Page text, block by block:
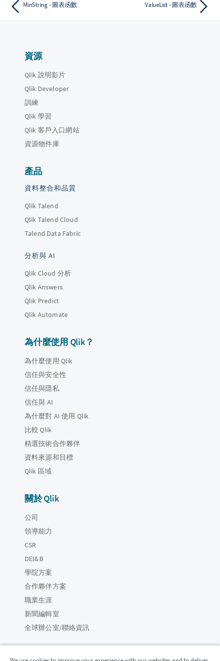
MinString - 圖表函數 ValueList - 圖表函數
資源
Qlik 說明影片
Qlik Developer
訓練
Qlik 學習
Qlik 客戶入口網站
資源物件庫
產品
資料整合和品質
Qlik Talend
Qlik Talend Cloud
Talend Data Fabric
分析與 AI
Qlik Cloud 分析
Qlik Answers
Qlik Predict
Qlik Automate
為什麼使用 Qlik？
為什麼使用 Qlik
信任與安全性
信任與隱私
信任與 AI
為什麼對 AI 使用 Qlik
比較 Qlik
精選技術合作夥伴
資料來源和目標
Qlik 區域
關於 Qlik
公司
領導能力
CSR
DEI&B
學院方案
合作夥伴方案
職業生涯
新聞編輯室
全球辦公室/聯絡資訊